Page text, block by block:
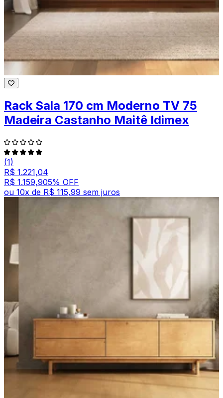
Rack Sala 170 cm Moderno TV 75
Madeira Castanho Maitê Idimex
(1)
R$ 1.221,04
R$ 1.159,905% OFF
ou 10x de R$ 115,99 sem juros